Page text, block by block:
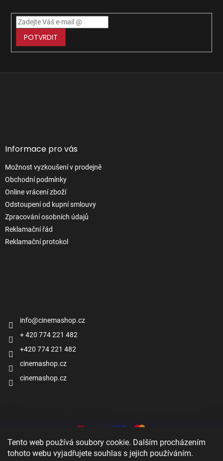
Tento web používá soubory cookie. Dalším procházením
tohoto webu vyjadřujete souhlas s jejich používáním.
POTVRDIT
Z
Informace pro vás
Možnost vyzkoušení v prodejně
Obchodní podmínky
Online vrácení zboží
Odstoupení od kupní smlouvy
Zpracování osobních údajů
Reklamační řád
Reklamační protokol
info@cinemashop.cz
+ 420 774 221 482
+420 774 221 482
cinemashop.cz
cinemashop.cz